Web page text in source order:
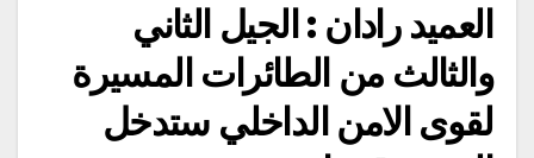
العميد رادان : الجيل الثاني
والثالث من الطائرات المسيرة
لقوى الامن الداخلي ستدخل